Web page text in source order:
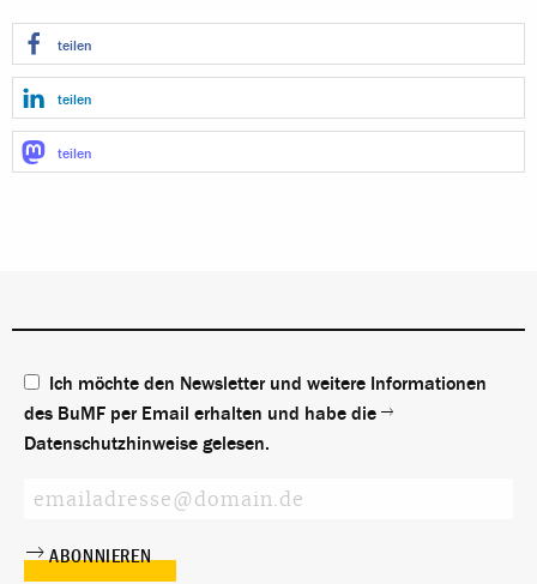
teilen
teilen
teilen
Ich möchte den Newsletter und weitere Informationen
des BuMF per Email erhalten und habe die
Datenschutzhinweise gelesen.